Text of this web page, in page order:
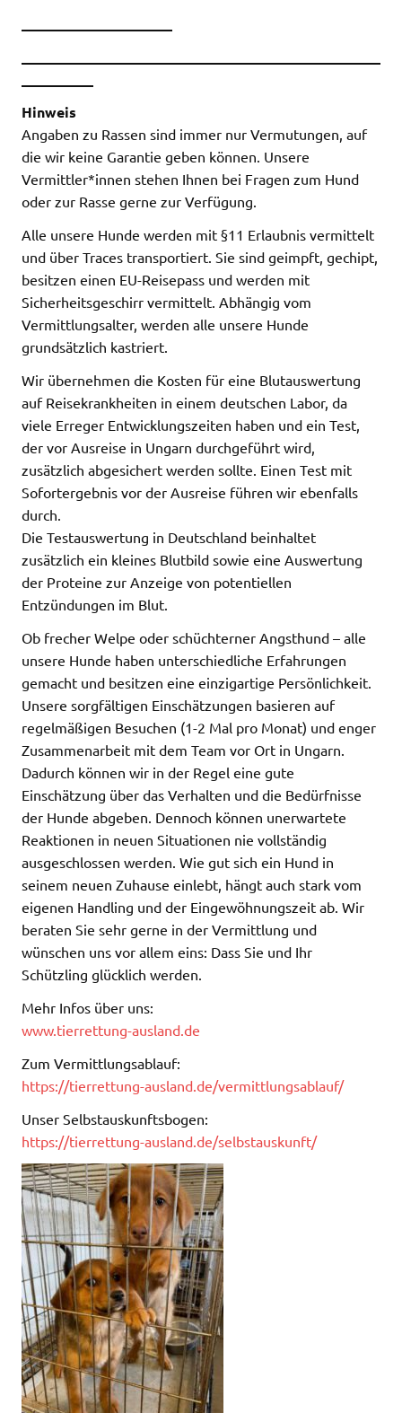
Hinweis
Angaben zu Rassen sind immer nur Vermutungen, auf
die wir keine Garantie geben können. Unsere
Vermittler*innen stehen Ihnen bei Fragen zum Hund
oder zur Rasse gerne zur Verfügung.
Alle unsere Hunde werden mit §11 Erlaubnis vermittelt
und über Traces transportiert. Sie sind geimpft, gechipt,
besitzen einen EU-Reisepass und werden mit
Sicherheitsgeschirr vermittelt. Abhängig vom
Vermittlungsalter, werden alle unsere Hunde
grundsätzlich kastriert.
Wir übernehmen die Kosten für eine Blutauswertung
auf Reisekrankheiten in einem deutschen Labor, da
viele Erreger Entwicklungszeiten haben und ein Test,
der vor Ausreise in Ungarn durchgeführt wird,
zusätzlich abgesichert werden sollte. Einen Test mit
Sofortergebnis vor der Ausreise führen wir ebenfalls
durch.
Die Testauswertung in Deutschland beinhaltet
zusätzlich ein kleines Blutbild sowie eine Auswertung
der Proteine zur Anzeige von potentiellen
Entzündungen im Blut.
Ob frecher Welpe oder schüchterner Angsthund – alle
unsere Hunde haben unterschiedliche Erfahrungen
gemacht und besitzen eine einzigartige Persönlichkeit.
Unsere sorgfältigen Einschätzungen basieren auf
regelmäßigen Besuchen (1-2 Mal pro Monat) und enger
Zusammenarbeit mit dem Team vor Ort in Ungarn.
Dadurch können wir in der Regel eine gute
Einschätzung über das Verhalten und die Bedürfnisse
der Hunde abgeben. Dennoch können unerwartete
Reaktionen in neuen Situationen nie vollständig
ausgeschlossen werden. Wie gut sich ein Hund in
seinem neuen Zuhause einlebt, hängt auch stark vom
eigenen Handling und der Eingewöhnungszeit ab. Wir
beraten Sie sehr gerne in der Vermittlung und
wünschen uns vor allem eins: Dass Sie und Ihr
Schützling glücklich werden.
Mehr Infos über uns:
www.tierrettung-ausland.de
Zum Vermittlungsablauf:
https://tierrettung-ausland.de/vermittlungsablauf/
Unser Selbstauskunftsbogen:
https://tierrettung-ausland.de/selbstauskunft/